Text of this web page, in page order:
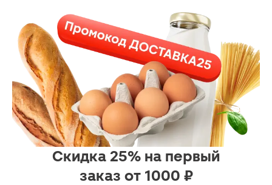
Скидка 25% на первый
заказ от 1000 ₽